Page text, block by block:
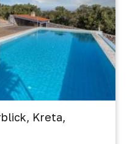
Kreta,